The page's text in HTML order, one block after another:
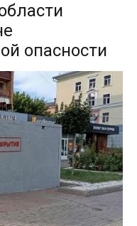
опасности